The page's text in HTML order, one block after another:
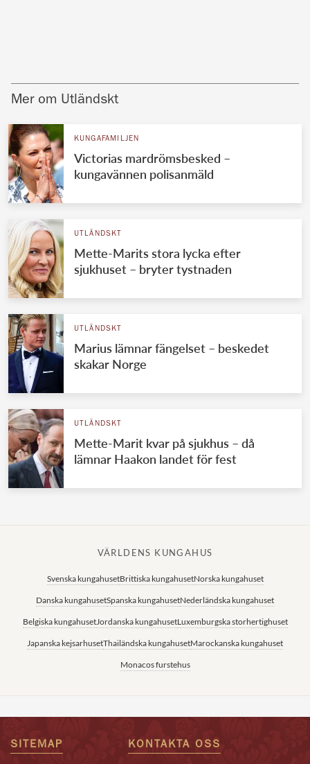
Mer om Utländskt
KUNGAFAMILJEN
Victorias mardrömsbesked –
kungavännen polisanmäld
UTLÄNDSKT
Mette-Marits stora lycka efter
sjukhuset – bryter tystnaden
UTLÄNDSKT
Marius lämnar fängelset – beskedet
skakar Norge
UTLÄNDSKT
Mette-Marit kvar på sjukhus – då
lämnar Haakon landet för fest
VÄRLDENS KUNGAHUS
Svenska kungahusetBrittiska kungahusetNorska kungahuset
Danska kungahusetSpanska kungahusetNederländska kungahuset
Belgiska kungahusetJordanska kungahusetLuxemburgska storhertighuset
Japanska kejsarhusetThailändska kungahusetMarockanska kungahuset
Monacos furstehus
SITEMAP KONTAKTA OSS